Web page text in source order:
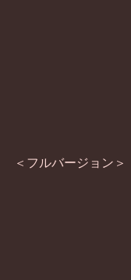
＜フルバージョン＞